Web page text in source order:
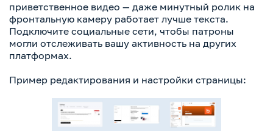
приветственное видео — даже минутный ролик на
фронтальную камеру работает лучше текста.
Подключите социальные сети, чтобы патроны
могли отслеживать вашу активность на других
платформах.
Пример редактирования и настройки страницы: